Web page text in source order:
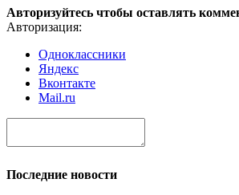
Авторизуйтесь чтобы оставлять
Авторизация:
Одноклассники
Яндекс
Вконтакте
Mail.ru
Последние новости